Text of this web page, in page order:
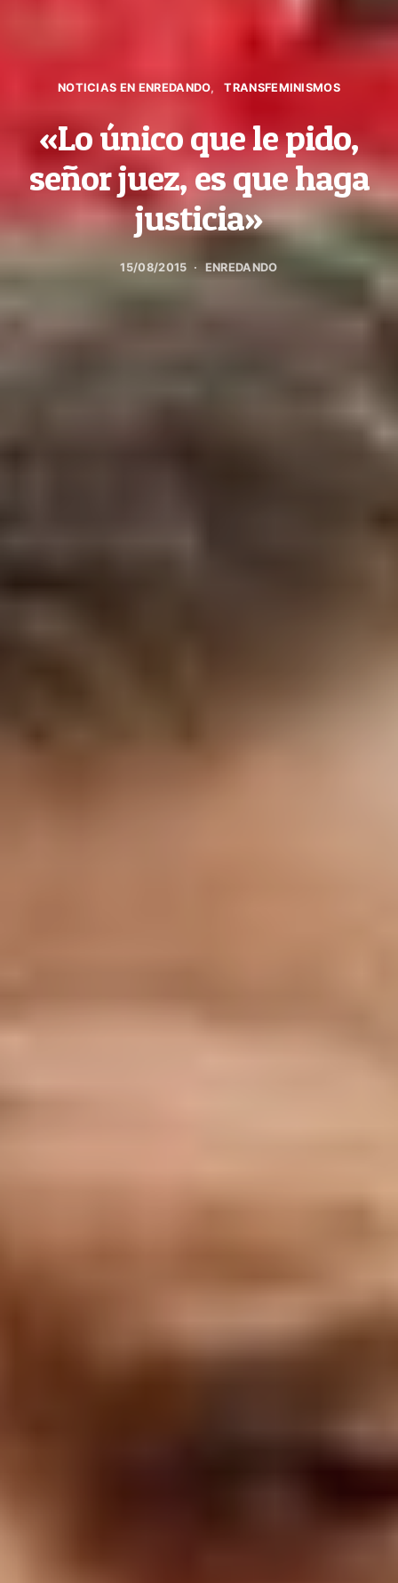
NOTICIAS EN ENREDANDO TRANSFEMINISMOS
«Lo único que le pido,
señor juez, es que haga
justicia»
15/08/2015 ENREDANDO